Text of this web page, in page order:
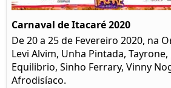
Carnaval de Itacaré 2020
De 20 a 25 de Fevereiro 2020, na
Levi Alvim, Unha Pintada,
Equilibrio, Sinho Ferrary, Vinny
Afrodisíaco.